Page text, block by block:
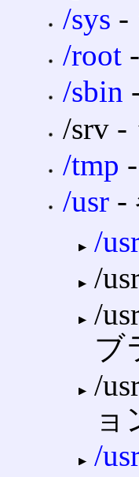
/sys
/root
/sbin
/srv
/tmp ‐
/usr
/
/
/
ブ
/
ョ
/